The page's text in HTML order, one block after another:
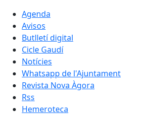
Agenda
Avisos
Butlletí digital
Cicle Gaudí
Notícies
Whatsapp de l'Ajuntament
Revista Nova Àgora
Rss
Hemeroteca